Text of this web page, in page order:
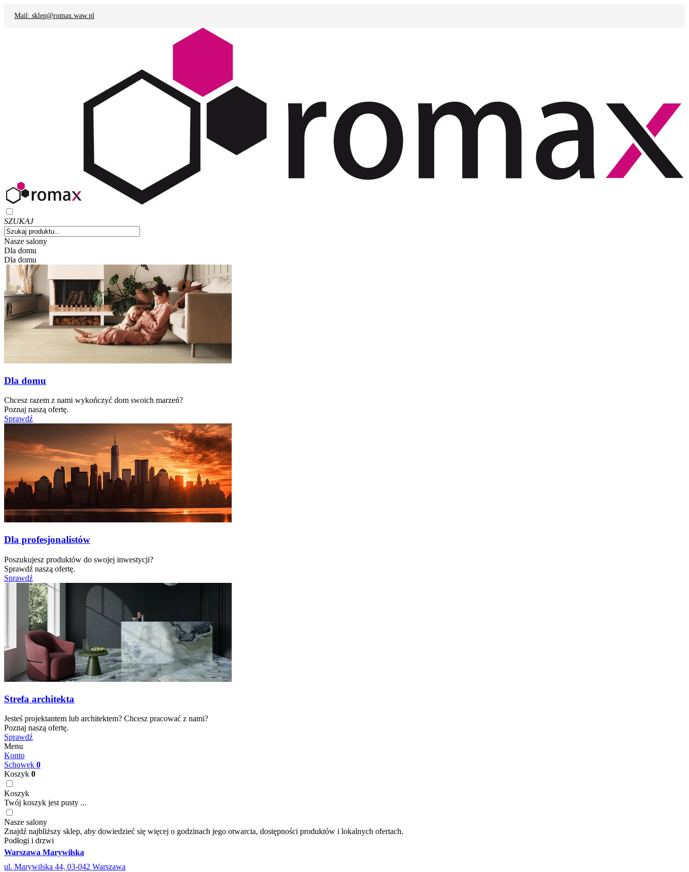
Mail: sklep@romax.waw.pl
SZUKAJ
Nasze salony
Dla domu
Dla domu
Dla domu
Chcesz razem z nami wykończyć dom swoich marzeń?
Poznaj naszą ofertę.
Sprawdź
Dla profesjonalistów
Poszukujesz produktów do swojej inwestycji?
Sprawdź naszą ofertę.
Sprawdź
Strefa architekta
Jesteś projektantem lub architektem? Chcesz pracować z nami?
Poznaj naszą ofertę.
Sprawdź
Menu
Konto
Schowek 0
Koszyk 0
Koszyk
Twój koszyk jest pusty ...
Nasze salony
Znajdź najbliższy sklep, aby dowiedzieć się więcej o godzinach jego otwarcia, dostępności produktów i lokalnych ofertach.
Podłogi i drzwi
Warszawa Marywilska
ul. Marywilska 44, 03-042 Warszawa